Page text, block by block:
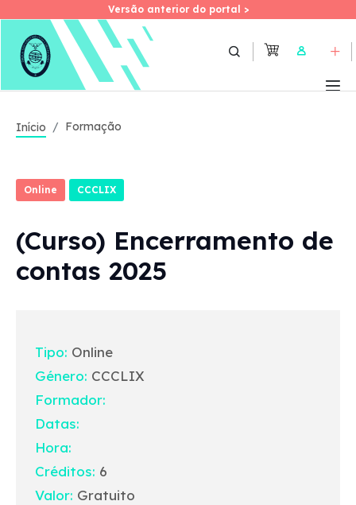
Skip
Versão anterior do portal >
Versão anterior do portal >
User
Início Formação
Online CCCLIX
(Curso) Encerramento de
contas 2025
Tipo: Online
Género: CCCLIX
Formador:
Datas:
Hora:
Créditos: 6
Valor: Gratuito